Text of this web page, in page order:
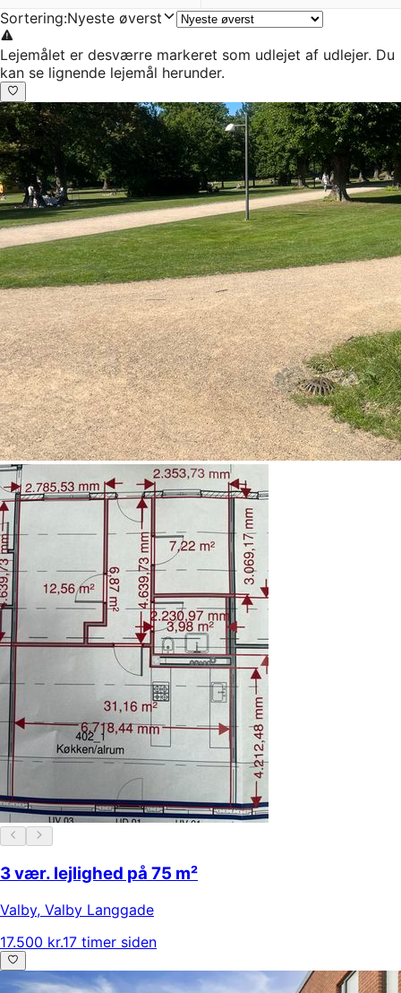
Sortering:Nyeste øverst
Lejemålet er desværre markeret som udlejet af udlejer. Du
kan se lignende lejemål herunder.
3 vær. lejlighed på 75 m²
Valby, Valby Langgade
17.500 kr.17 timer siden